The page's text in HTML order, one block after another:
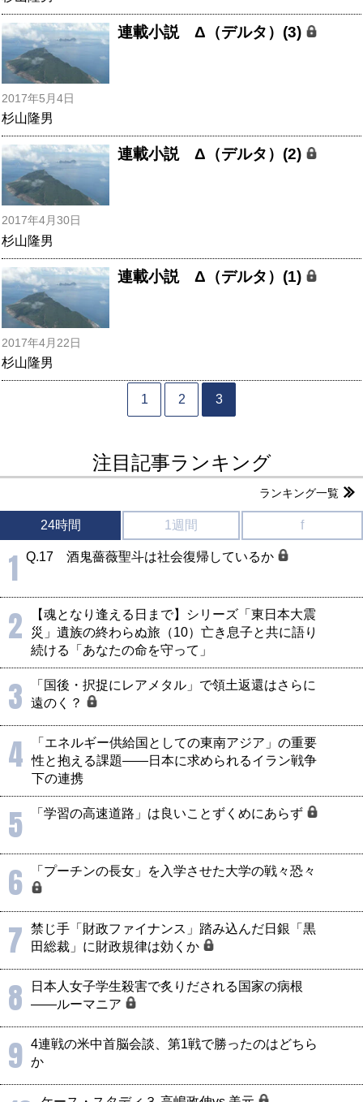
連載小説 Δ（デルタ）(3)
2017年5月4日
杉山隆男
連載小説 Δ（デルタ）(2)
2017年4月30日
杉山隆男
連載小説 Δ（デルタ）(1)
2017年4月22日
杉山隆男
1 2 3
注目記事ランキング
ランキング一覧
24時間 1週間 f
1 Q.17 酒鬼薔薇聖斗は社会復帰しているか
2
【魂となり逢える日まで】シリーズ「東日本大震
災」遺族の終わらぬ旅（10）亡き息子と共に語り
続ける「あなたの命を守って」
3
「国後・択捉にレアメタル」で領土返還はさらに
遠のく？
4
「エネルギー供給国としての東南アジア」の重要
性と抱える課題――日本に求められるイラン戦争
下の連携
5 「学習の高速道路」は良いことずくめにあらず
6 「プーチンの長女」を入学させた大学の戦々恐々
7
禁じ手「財政ファイナンス」踏み込んだ日銀「黒
田総裁」に財政規律は効くか
8
日本人女子学生殺害で炙りだされる国家の病根
――ルーマニア
9 4連戦の米中首脳会談、第1戦で勝ったのはどちら
か